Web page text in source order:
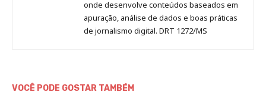
onde desenvolve conteúdos baseados em
apuração, análise de dados e boas práticas
de jornalismo digital. DRT 1272/MS
VOCÊ PODE GOSTAR TAMBÉM